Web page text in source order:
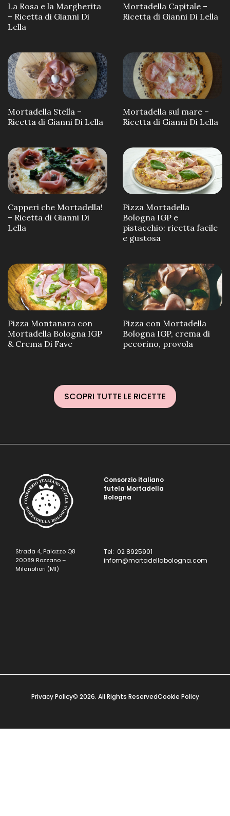
La Rosa e la Margherita
– Ricetta di Gianni Di
Lella
Mortadella Capitale –
Ricetta di Gianni Di Lella
Mortadella Stella –
Ricetta di Gianni Di Lella
Mortadella sul mare –
Ricetta di Gianni Di Lella
Capperi che Mortadella!
– Ricetta di Gianni Di
Lella
Pizza Mortadella
Bologna IGP e
pistacchio: ricetta facile
e gustosa
Pizza Montanara con
Mortadella Bologna IGP
& Crema Di Fave
Pizza con Mortadella
Bologna IGP, crema di
pecorino, provola
SCOPRI TUTTE LE RICETTE
Consorzio italiano
tutela Mortadella
Bologna
Strada 4, Palazzo Q8
20089 Rozzano –
Milanofiori (MI)
Tel: 02 8925901
infom@mortadellabologna.com
Privacy Policy© 2026. All Rights ReservedCookie Policy